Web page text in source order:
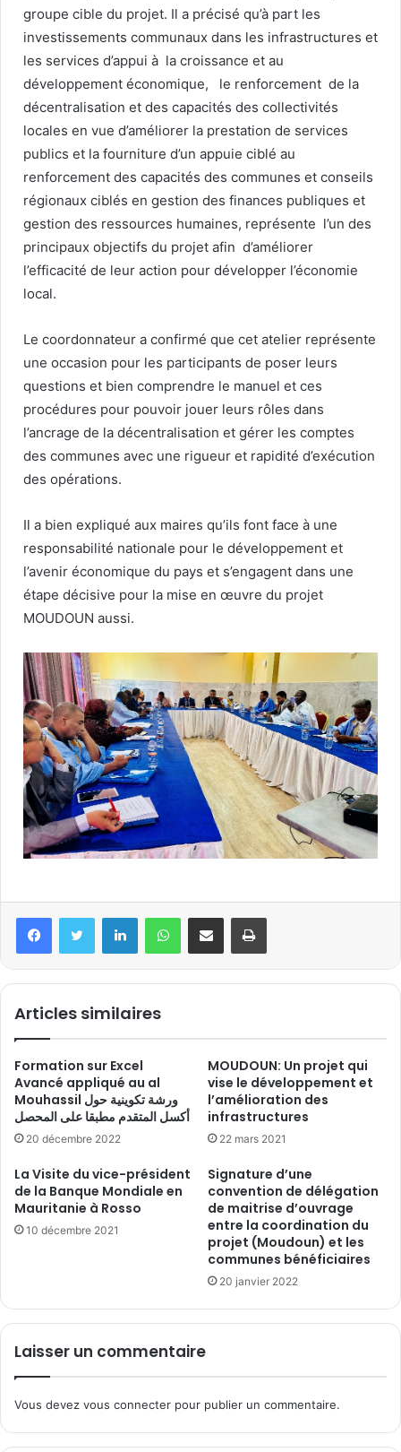
groupe cible du projet. Il a précisé qu’à part les
investissements communaux dans les infrastructures et
les services d’appui à la croissance et au
développement économique, le renforcement de la
décentralisation et des capacités des collectivités
locales en vue d’améliorer la prestation de services
publics et la fourniture d’un appuie ciblé au
renforcement des capacités des communes et conseils
régionaux ciblés en gestion des finances publiques et
gestion des ressources humaines, représente l’un des
principaux objectifs du projet afin d’améliorer
l’efficacité de leur action pour développer l’économie
local.
Le coordonnateur a confirmé que cet atelier représente
une occasion pour les participants de poser leurs
questions et bien comprendre le manuel et ces
procédures pour pouvoir jouer leurs rôles dans
l’ancrage de la décentralisation et gérer les comptes
des communes avec une rigueur et rapidité d’exécution
des opérations.
Il a bien expliqué aux maires qu’ils font face à une
responsabilité nationale pour le développement et
l’avenir économique du pays et s’engagent dans une
étape décisive pour la mise en œuvre du projet
MOUDOUN aussi.
Articles similaires
Formation sur Excel
Avancé appliqué au al
Mouhassil ورشة تكوينية حول
أكسل المتقدم مطبقا على المحصل
20 décembre 2022
MOUDOUN: Un projet qui
vise le développement et
l’amélioration des
infrastructures
22 mars 2021
La Visite du vice-président
de la Banque Mondiale en
Mauritanie à Rosso
10 décembre 2021
Signature d’une
convention de délégation
de maitrise d’ouvrage
entre la coordination du
projet (Moudoun) et les
communes bénéficiaires
20 janvier 2022
Laisser un commentaire
Vous devez vous connecter pour publier un commentaire.